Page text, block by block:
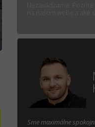
Sme maximálne